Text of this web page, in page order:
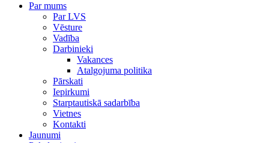
Par mums
Par LVS
Vēsture
Vadība
Darbinieki
Vakances
Atalgojuma politika
Pārskati
Iepirkumi
Starptautiskā sadarbība
Vietnes
Kontakti
Jaunumi